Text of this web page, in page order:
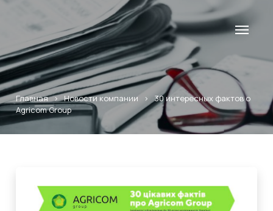
Главная>Новости компании >30 интересных фактов о
Agricom Group